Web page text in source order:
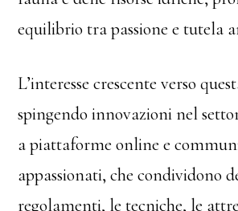
equilibrio tra passione e tutela
L’interesse crescente verso
spingendo innovazioni nel
a piattaforme online e
appassionati, che condividono
regolamenti, le tecniche, le